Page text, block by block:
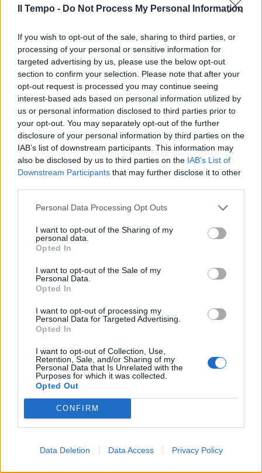
Il Tempo - Do Not Process My Personal Information
If you wish to opt-out of the sale, sharing to third parties, or
processing of your personal or sensitive information for
targeted advertising by us, please use the below opt-out
section to confirm your selection. Please note that after your
opt-out request is processed you may continue seeing
interest-based ads based on personal information utilized by
us or personal information disclosed to third parties prior to
your opt-out. You may separately opt-out of the further
disclosure of your personal information by third parties on the
IAB’s list of downstream participants. This information may
also be disclosed by us to third parties on the IAB’s List of
Downstream Participants that may further disclose it to other
Personal Data Processing Opt Outs
I want to opt-out of the Sharing of my
personal data.
Opted In
I want to opt-out of the Sale of my
Personal Data.
Opted In
I want to opt-out of processing my
Personal Data for Targeted Advertising.
Opted In
I want to opt-out of Collection, Use,
Retention, Sale, and/or Sharing of my
Personal Data that Is Unrelated with the
Purposes for which it was collected.
Opted Out
CONFIRM
Data Deletion Data Access Privacy Policy
BUFERA SUL GOVERNO
Ionio. Di Maio: "Bugie, le ha
volute il Pd"
06/01/2019
MALTEMPO
Scatta l'allerta meteo nel Lazio,
in arrivo pioggia e freddo
18/03/2018
Schiuma bianca invade la
spiaggia di Ostia. Verifiche
dell'Arpa [VIDEO]
17/12/2017
A 7 MIGLIA DALLA COSTA
Nave con merci pericolose alla
deriva davanti Vieste, allarme in
Puglia
27/08/2017
LA SENTENZA DELLA CASSAZIONE
Costa Concordia, confermati i 16
anni Schettino si costituisce a
Rebibbia
13/05/2017